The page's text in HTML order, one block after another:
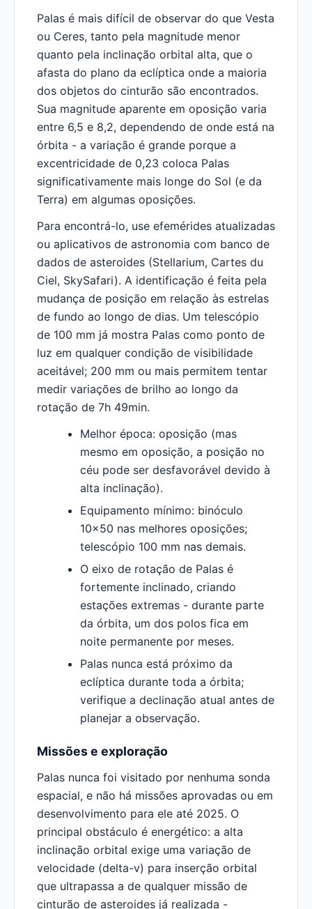
Palas é mais difícil de observar do que Vesta
ou Ceres, tanto pela magnitude menor
quanto pela inclinação orbital alta, que o
afasta do plano da eclíptica onde a maioria
dos objetos do cinturão são encontrados.
Sua magnitude aparente em oposição varia
entre 6,5 e 8,2, dependendo de onde está na
órbita - a variação é grande porque a
excentricidade de 0,23 coloca Palas
significativamente mais longe do Sol (e da
Terra) em algumas oposições.
Para encontrá-lo, use efemérides atualizadas
ou aplicativos de astronomia com banco de
dados de asteroides (Stellarium, Cartes du
Ciel, SkySafari). A identificação é feita pela
mudança de posição em relação às estrelas
de fundo ao longo de dias. Um telescópio
de 100 mm já mostra Palas como ponto de
luz em qualquer condição de visibilidade
aceitável; 200 mm ou mais permitem tentar
medir variações de brilho ao longo da
rotação de 7h 49min.
Melhor época: oposição (mas
mesmo em oposição, a posição no
céu pode ser desfavorável devido à
alta inclinação).
Equipamento mínimo: binóculo
10x50 nas melhores oposições;
telescópio 100 mm nas demais.
O eixo de rotação de Palas é
fortemente inclinado, criando
estações extremas - durante parte
da órbita, um dos polos fica em
noite permanente por meses.
Palas nunca está próximo da
eclíptica durante toda a órbita;
verifique a declinação atual antes de
planejar a observação.
Missões e exploração
Palas nunca foi visitado por nenhuma sonda
espacial, e não há missões aprovadas ou em
desenvolvimento para ele até 2025. O
principal obstáculo é energético: a alta
inclinação orbital exige uma variação de
velocidade (delta-v) para inserção orbital
que ultrapassa a de qualquer missão de
cinturão de asteroides já realizada -